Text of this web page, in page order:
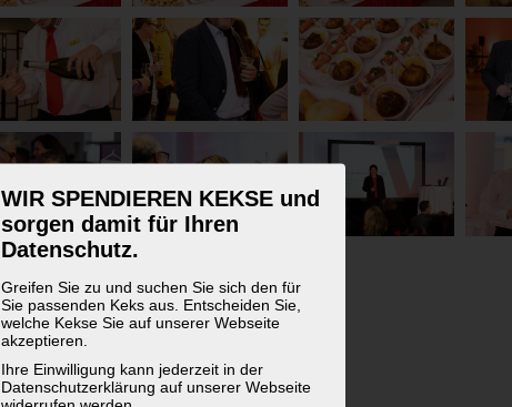
WIR SPENDIEREN KEKSE und
sorgen damit für Ihren
Datenschutz.
Greifen Sie zu und suchen Sie sich den für
Sie passenden Keks aus. Entscheiden Sie,
welche Kekse Sie auf unserer Webseite
akzeptieren.
Ihre Einwilligung kann jederzeit in der
Datenschutzerklärung auf unserer Webseite
1